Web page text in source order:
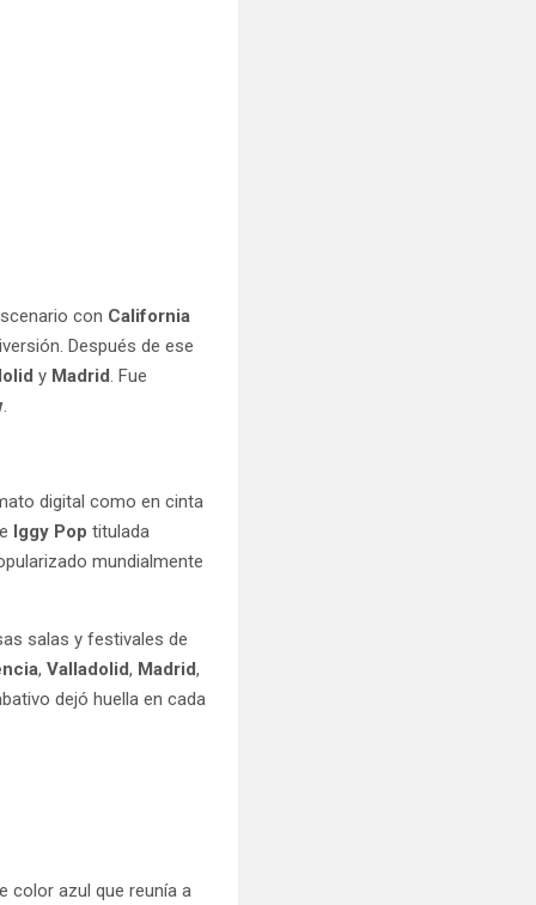
con California
Después de ese
y Madrid. Fue
.
digital como en cinta
Iggy Poptitulada
mundialmente
salas y festivales de
,Valladolid, Madrid,
dejó huella en cada
color azul que reunía a